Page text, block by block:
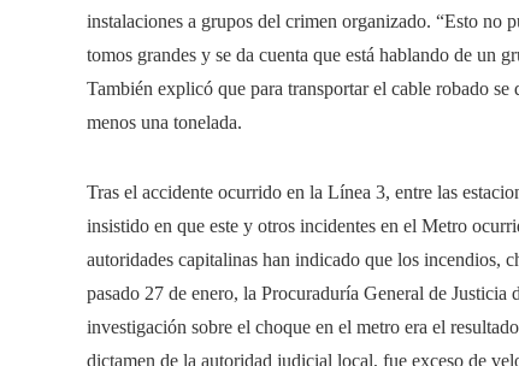
instalaciones a grupos del crimen organizado. “Esto no
tomos grandes y se da cuenta que está hablando de un
También explicó que para transportar el cable robado
menos una tonelada.
Tras el accidente ocurrido en la Línea 3, entre las
insistido en que este y otros incidentes en el Metro
autoridades capitalinas han indicado que los incendios,
pasado 27 de enero, la Procuraduría General de
investigación sobre el choque en el metro era el
dictamen de la autoridad judicial local, fue exceso de